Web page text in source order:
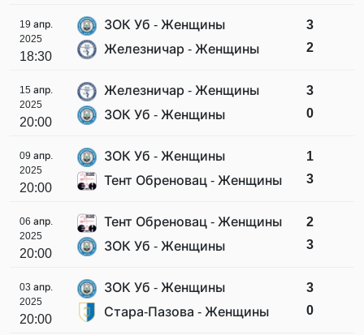
19 апр.
2025
18:30
ЗОК Уб - Женщины
Железничар - Женщины
3
2
15 апр.
2025
20:00
Железничар - Женщины
ЗОК Уб - Женщины
3
0
09 апр.
2025
20:00
ЗОК Уб - Женщины
Тент Обреновац - Женщины
1
3
06 апр.
2025
20:00
Тент Обреновац - Женщины
ЗОК Уб - Женщины
2
3
03 апр.
2025
20:00
ЗОК Уб - Женщины
Стара-Пазова - Женщины
3
0